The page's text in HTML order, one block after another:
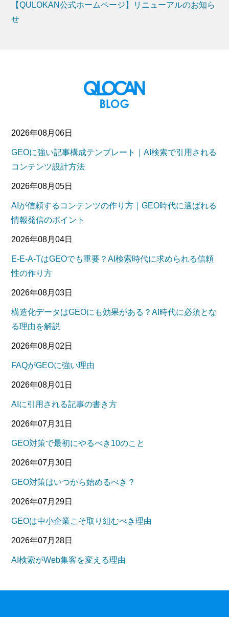
【QULOKAN公式ホームページ】リニューアルのお知ら
せ
2026年08月06日
GEOに強い記事構成テンプレート｜AI検索で引用される
コンテンツ設計方法
2026年08月05日
AIが信頼するコンテンツの作り方｜GEO時代に選ばれる
情報発信のポイント
2026年08月04日
E-E-A-TはGEOでも重要？AI検索時代に求められる信頼
性の作り方
2026年08月03日
構造化データはGEOにも効果がある？AI時代に必須とな
る理由を解説
2026年08月02日
FAQがGEOに強い理由
2026年08月01日
AIに引用される記事の書き方
2026年07月31日
GEO対策で最初にやるべき10のこと
2026年07月30日
GEO対策はいつから始めるべき？
2026年07月29日
GEOは中小企業こそ取り組むべき理由
2026年07月28日
AI検索がWeb集客を変える理由